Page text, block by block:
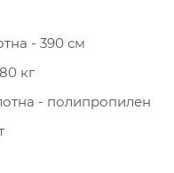
- 390 см
кг
- полипропилен